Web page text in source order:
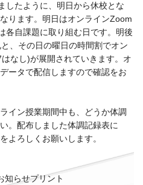
したように、明日から休校とな
ります。明日はオンラインZoom
各自課題に取り組む日です。明後
、その日の曜日の時間割でオン
なし)が展開されていきます。オ
ータで配信しますので確認をお
イン授業期間中も、どうか体調
。配布しました体調記録表に
よろしくお願いします。
知らせプリント